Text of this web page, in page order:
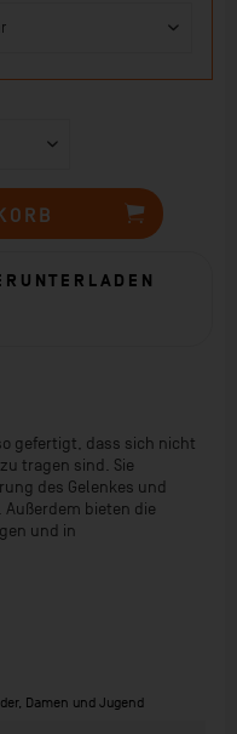
gefertigt, dass sich nicht
tragen sind. Sie
des Gelenkes und
bieten die
und in
Damen und Jugend